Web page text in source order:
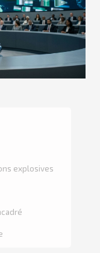
explosives